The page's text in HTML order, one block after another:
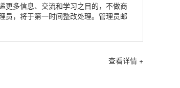
更多信息、交流和学习之目的，不做商
员，将于第一时间整改处理。管理员邮
查看详情 +